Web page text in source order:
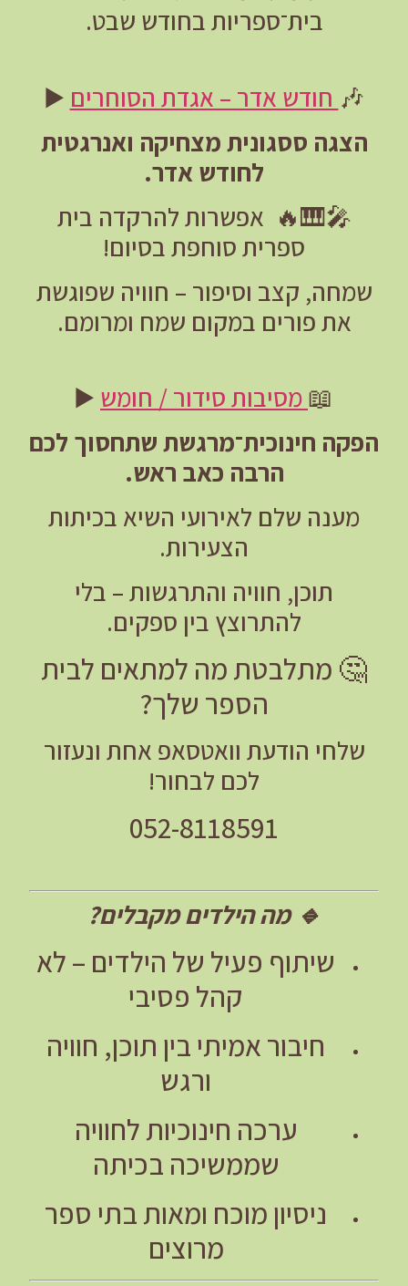
בית־ספריות בחודש שבט.
🎶 חודש אדר – אגדת הסוחרים ▶️
הצגה ססגונית מצחיקה ואנרגטית
לחודש אדר.
🎤
🎹
🔥 אפשרות להרקדה בית
ספרית סוחפת בסיום!
שמחה, קצב וסיפור – חוויה שפוגשת
את פורים במקום שמח ומרומם.
📖מסיבות סידור / חומש ▶️
הפקה חינוכית־מרגשת שתחסוך לכם
הרבה כאב ראש.
מענה שלם לאירועי השיא בכיתות
הצעירות.
תוכן, חוויה והתרגשות – בלי
להתרוצץ בין ספקים.
🤔 מתלבטת מה למתאים לבית
הספר שלך?
שלחי הודעת וואטסאפ אחת ונעזור
לכם לבחור!
052-8118591
🔹מה הילדים מקבלים?
שיתוף פעיל של הילדים – לא
קהל פסיבי
חיבור אמיתי בין תוכן, חוויה
ורגש
ערכה חינוכיות לחוויה
שממשיכה בכיתה
ניסיון מוכח ומאות בתי ספר
מרוצים